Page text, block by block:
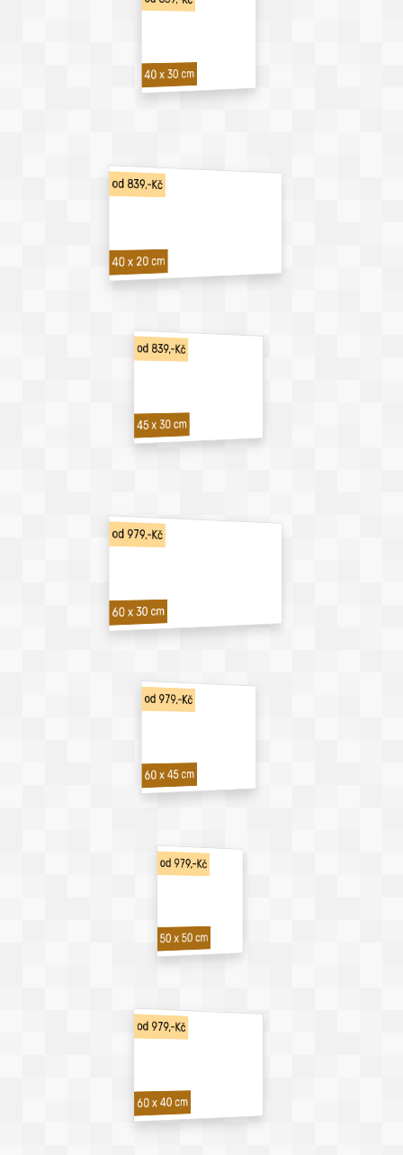
40 x 30 cm
od 839,-Kč
40 x 20 cm
od 839,-Kč
45 x 30 cm
od 979,-Kč
60 x 30 cm
od 979,-Kč
60 x 45 cm
od 979,-Kč
50 x 50 cm
od 979,-Kč
60 x 40 cm